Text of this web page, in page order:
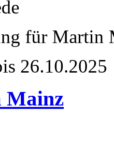
für Martin
26.10.2025
Mainz